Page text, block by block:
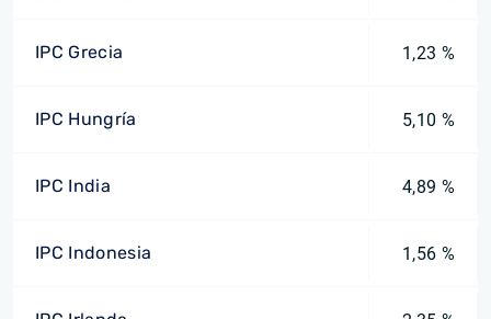
IPC Grecia 1,23 %
IPC Hungría 5,10 %
IPC India 4,89 %
IPC Indonesia 1,56 %